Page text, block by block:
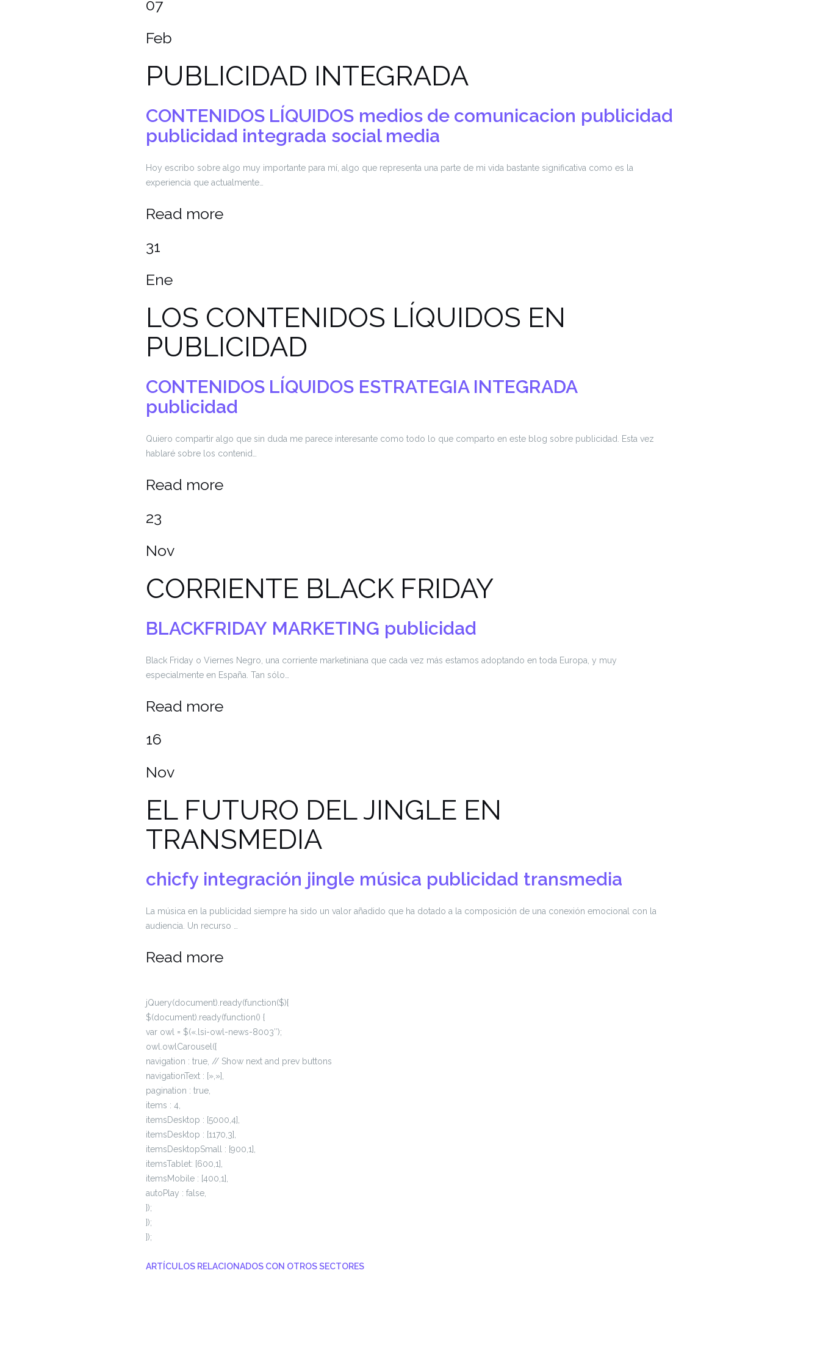
07
Feb
PUBLICIDAD INTEGRADA
CONTENIDOS LÍQUIDOS medios de comunicacion publicidad
publicidad integrada social media
Hoy escribo sobre algo muy importante para mí, algo que representa una parte de mi vida bastante significativa como es la
experiencia que actualmente…
Read more
31
Ene
LOS CONTENIDOS LÍQUIDOS EN
PUBLICIDAD
CONTENIDOS LÍQUIDOS ESTRATEGIA INTEGRADA
publicidad
Quiero compartir algo que sin duda me parece interesante como todo lo que comparto en este blog sobre publicidad. Esta vez
hablaré sobre los contenid…
Read more
23
Nov
CORRIENTE BLACK FRIDAY
BLACKFRIDAY MARKETING publicidad
Black Friday o Viernes Negro, una corriente marketiniana que cada vez más estamos adoptando en toda Europa, y muy
especialmente en España. Tan sólo…
Read more
16
Nov
EL FUTURO DEL JINGLE EN
TRANSMEDIA
chicfy integración jingle música publicidad transmedia
La música en la publicidad siempre ha sido un valor añadido que ha dotado a la composición de una conexión emocional con la
audiencia. Un recurso …
Read more
jQuery(document).ready(function($){
$(document).ready(function() {
var owl = $(«.lsi-owl-news-8003″);
owl.owlCarousel({
navigation : true, // Show next and prev buttons
navigationText : [»,»],
pagination : true,
items : 4,
itemsDesktop : [5000,4],
itemsDesktop : [1170,3],
itemsDesktopSmall : [900,1],
itemsTablet: [600,1],
itemsMobile : [400,1],
autoPlay : false,
});
});
});
ARTÍCULOS RELACIONADOS CON OTROS SECTORES